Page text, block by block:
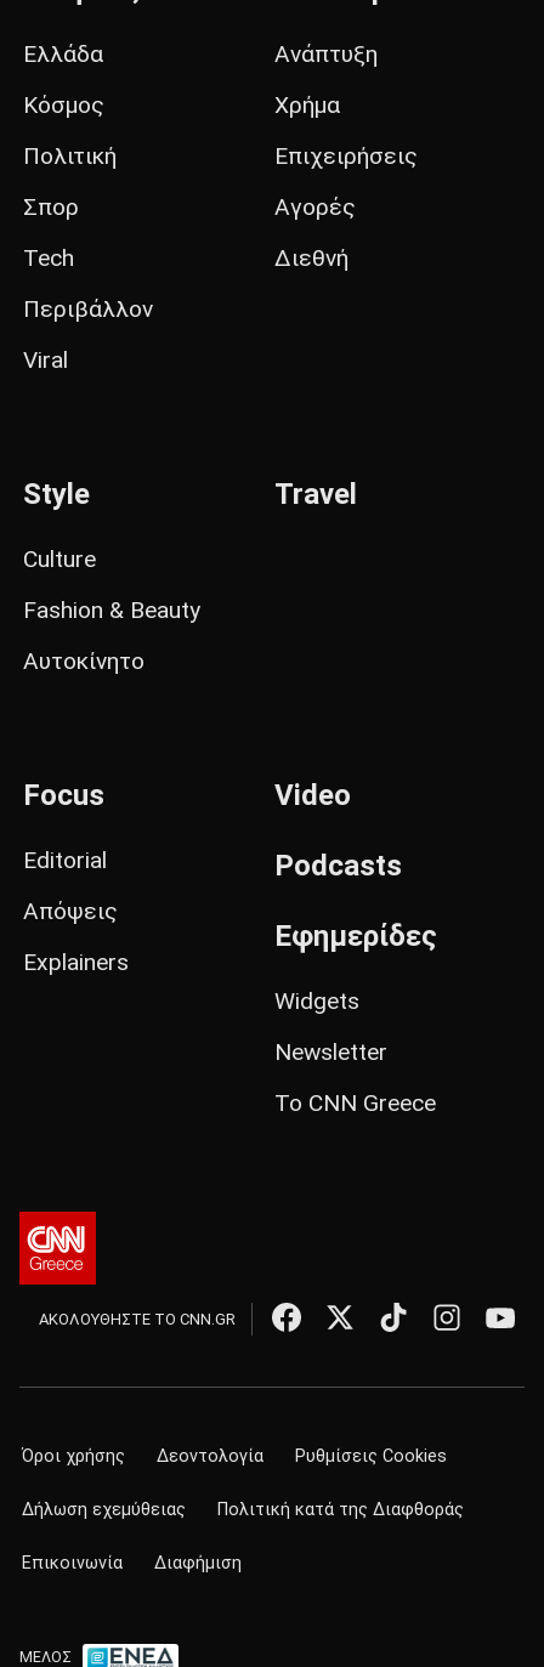
Ελλάδα
Κόσμος
Πολιτική
Σπορ
Tech
Περιβάλλον
Viral
Ανάπτυξη
Χρήμα
Επιχειρήσεις
Αγορές
Διεθνή
Style
Culture
Fashion & Beauty
Αυτοκίνητο
Travel
Focus
Editorial
Απόψεις
Explainers
Video
Podcasts
Εφημερίδες
Widgets
Newsletter
Το CNN Greece
ΑΚΟΛΟΥΘΗΣΤΕ ΤΟ CNN.GR
Όροι χρήσης Δεοντολογία Ρυθμίσεις Cookies
Δήλωση εχεμύθειας Πολιτική κατά της Διαφθοράς
Επικοινωνία Διαφήμιση
ΜΕΛΟΣ